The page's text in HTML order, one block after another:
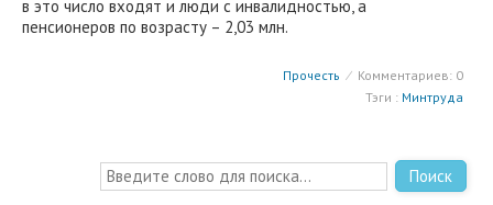
в это число входят и люди с инвалидностью, а
пенсионеров по возрасту – 2,03 млн.
Прочесть ⁄ Комментариев: 0
Тэги : Минтруда
Поиск